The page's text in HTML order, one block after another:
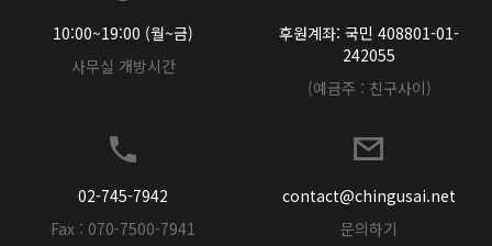
10:00~19:00 (월~금)
사무실 개방시간
후원계좌: 국민 408801-01-
242055
(예금주 : 친구사이)
02-745-7942
Fax : 070-7500-7941
contact@chingusai.net
문의하기